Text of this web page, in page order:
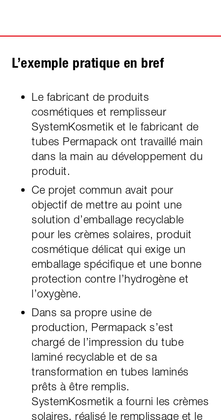
L’exemple pratique en bref
Le fabricant de produits
cosmétiques et remplisseur
SystemKosmetik et le fabricant de
tubes Permapack ont travaillé main
dans la main au développement du
produit.
Ce projet commun avait pour
objectif de mettre au point une
solution d’emballage recyclable
pour les crèmes solaires, produit
cosmétique délicat qui exige un
emballage spécifique et une bonne
protection contre l’hydrogène et
l’oxygène.
Dans sa propre usine de
production, Permapack s’est
chargé de l’impression du tube
laminé recyclable et de sa
transformation en tubes laminés
prêts à être remplis.
SystemKosmetik a fourni les crèmes
solaires, réalisé le remplissage et le